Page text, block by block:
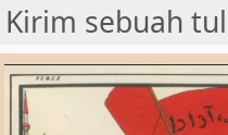
Kirim sebuah